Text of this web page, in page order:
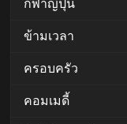
กีฬาญี่ปุ่น
ข้ามเวลา
ครอบครัว
คอมเมดี้